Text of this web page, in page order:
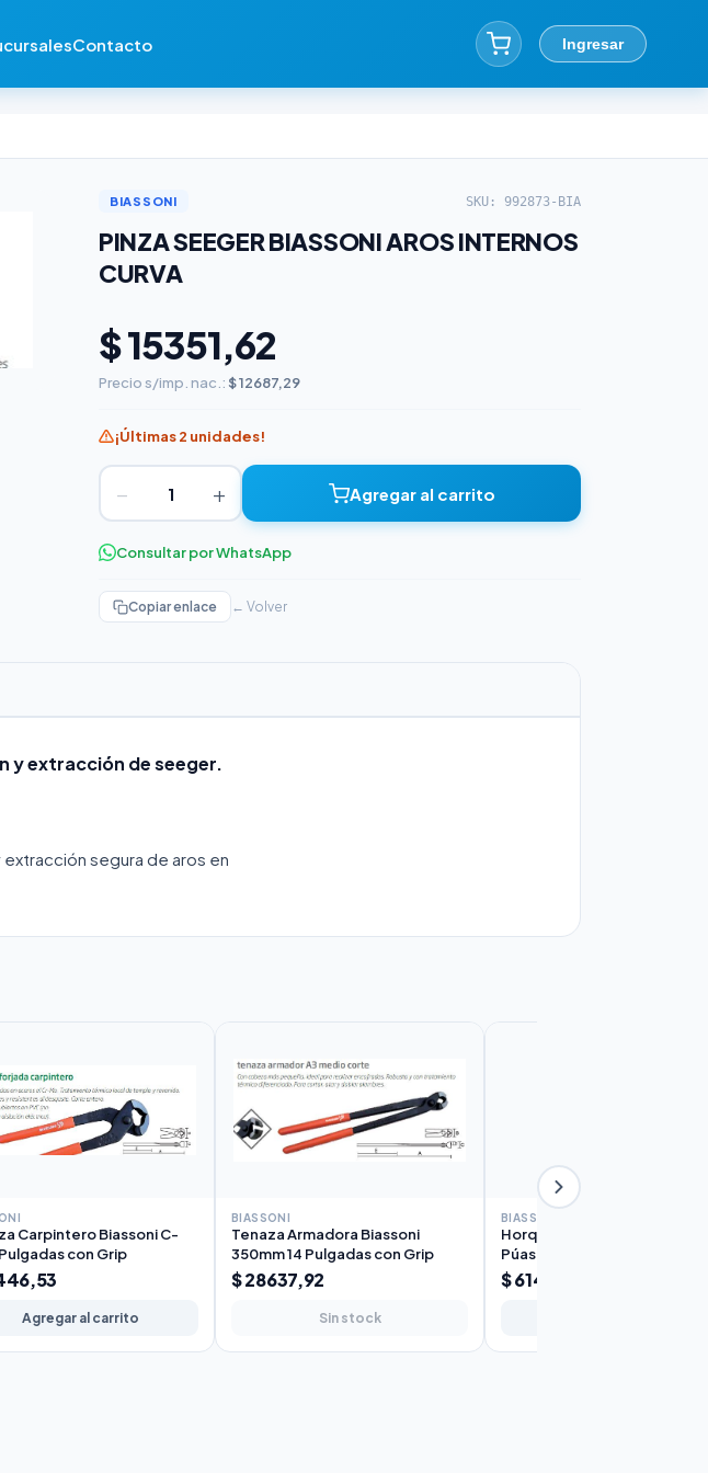
Contacto Ingresar
BIASSONI SKU: 992873-BIA
PINZA SEEGER BIASSONI AROS INTERNOS
CURVA
$ 15351,62
Precio s/imp. nac.: $ 12687,29
¡Últimas 2 unidades!
− + Agregar al carrito
Consultar por WhatsApp
Copiar enlace ← Volver
y extracción de seeger.
segura de aros en
Carpintero Biassoni C-
con Grip
Agregar al carrito
BIASSONI
Tenaza Armadora Biassoni
350mm 14 Pulgadas con Grip
$ 28637,92
Sin stock
BIASSONI
Horquilla de Jardín Sol
Púas Mango Corto
$ 61450,10